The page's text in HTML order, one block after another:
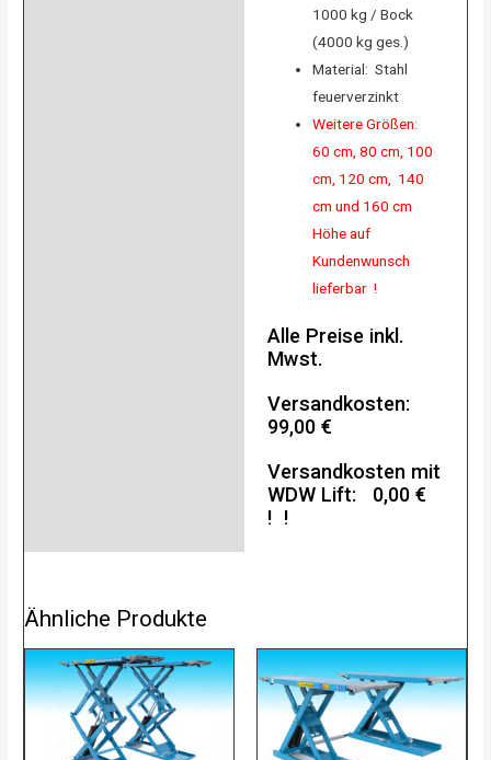
1000 kg / Bock
(4000 kg ges.)
Material: Stahl
feuerverzinkt
Weitere Größen:
60 cm, 80 cm, 100
cm, 120 cm, 140
cm und 160 cm
Höhe auf
Kundenwunsch
lieferbar !
Alle Preise inkl.
Mwst.
Versandkosten:
99,00 €
Versandkosten mit
WDW Lift: 0,00 €
! !
Ähnliche Produkte